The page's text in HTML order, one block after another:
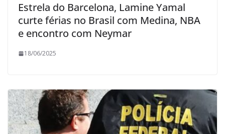
Estrela do Barcelona, Lamine Yamal
curte férias no Brasil com Medina, NBA
e encontro com Neymar
18/06/2025